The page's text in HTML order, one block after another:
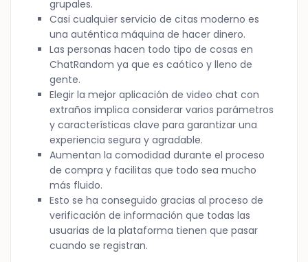
grupales.
Casi cualquier servicio de citas moderno es
una auténtica máquina de hacer dinero.
Las personas hacen todo tipo de cosas en
ChatRandom ya que es caótico y lleno de
gente.
Elegir la mejor aplicación de video chat con
extraños implica considerar varios parámetros
y características clave para garantizar una
experiencia segura y agradable.
Aumentan la comodidad durante el proceso
de compra y facilitas que todo sea mucho
más fluido.
Esto se ha conseguido gracias al proceso de
verificación de información que todas las
usuarias de la plataforma tienen que pasar
cuando se registran.